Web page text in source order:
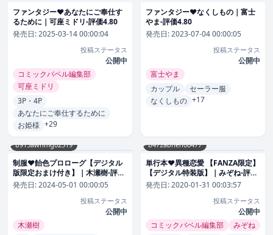
ファンタジー❤あなたにご奉仕す
るために｜可座ミドリ-評価4.80
発売日:2025-03-14 00:00:04
投稿ステータス
公開中
コミックバベル編集部
可座ミドリ
3P・4P
あなたにご奉仕するために
お姫様 +29
ファンタジー❤なくしもの｜富士
やま-評価4.80
発売日:2023-07-04 00:00:05
投稿ステータス
公開中
富士やま
カップル
セーラー服
なくしもの +17
b915awnmg02519
制服❤飴色プロローグ【デジタル
版限定おまけ付き】｜木瀬樹-評価
4.80
発売日:2024-05-01 00:00:05
投稿ステータス
公開中
木瀬樹
b472abnen00477
単行本❤異種恋愛 【FANZA限定】
【デジタル特装版】｜みぞね-評価
4.81
発売日:2020-01-31 00:03:57
投稿ステータス
公開中
コミックバベル編集部
みぞね